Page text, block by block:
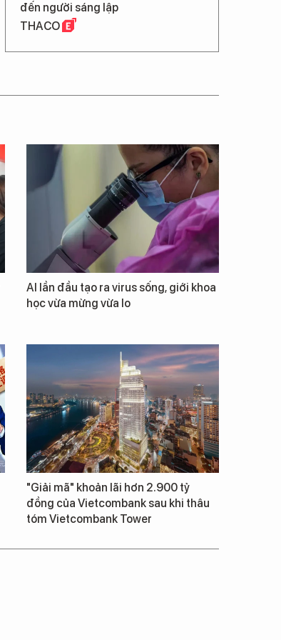
đến người sáng lập
THACO
AI lần đầu tạo ra virus sống, giới khoa
học vừa mừng vừa lo
"Giải mã" khoản lãi hơn 2.900 tỷ
đồng của Vietcombank sau khi thâu
tóm Vietcombank Tower